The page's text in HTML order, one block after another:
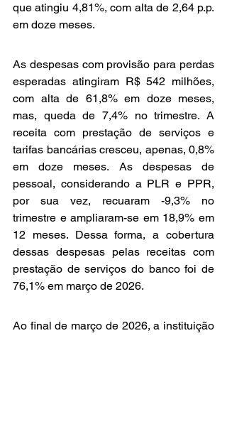
que atingiu 4,81%, com alta de 2,64 p.p.
em doze meses.
As despesas com provisão para perdas
esperadas atingiram R$ 542 milhões,
com alta de 61,8% em doze meses,
mas, queda de 7,4% no trimestre. A
receita com prestação de serviços e
tarifas bancárias cresceu, apenas, 0,8%
em doze meses. As despesas de
pessoal, considerando a PLR e PPR,
por sua vez, recuaram -9,3% no
trimestre e ampliaram-se em 18,9% em
12 meses. Dessa forma, a cobertura
dessas despesas pelas receitas com
prestação de serviços do banco foi de
76,1% em março de 2026.
Ao final de março de 2026, a instituição